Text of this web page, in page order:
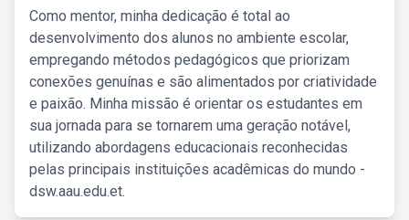
Como mentor, minha dedicação é total ao
desenvolvimento dos alunos no ambiente escolar,
empregando métodos pedagógicos que priorizam
conexões genuínas e são alimentados por criatividade
e paixão. Minha missão é orientar os estudantes em
sua jornada para se tornarem uma geração notável,
utilizando abordagens educacionais reconhecidas
pelas principais instituições acadêmicas do mundo -
dsw.aau.edu.et.